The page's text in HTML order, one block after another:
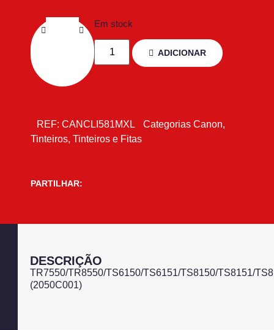
Em stock
ADICIONAR
REF: CANCLI581MXL Categorias Canon,
Tinteiros, Tinteiros e Fitas
PARTILHAR:
DESCRIÇÃO
TR7550/TR8550/TS6150/TS6151/TS8150/TS8151/
(2050C001)